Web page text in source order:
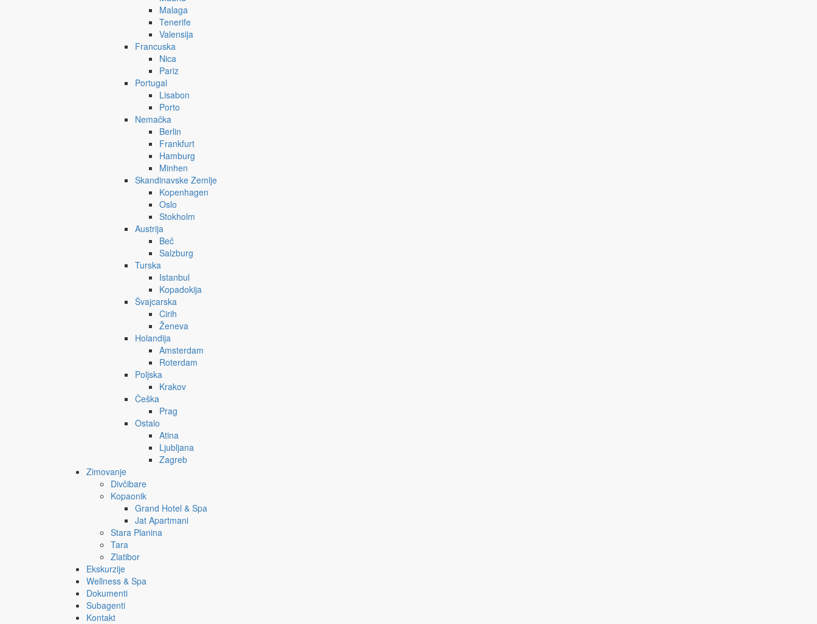
Malaga
Tenerife
Valensija
Francuska
Nica
Pariz
Portugal
Lisabon
Porto
Nemačka
Berlin
Frankfurt
Hamburg
Minhen
Skandinavske Zemlje
Kopenhagen
Oslo
Stokholm
Austrija
Beč
Salzburg
Turska
Istanbul
Kopadokija
Švajcarska
Cirih
Ženeva
Holandija
Amsterdam
Roterdam
Poljska
Krakov
Češka
Prag
Ostalo
Atina
Ljubljana
Zagreb
Zimovanje
Divčibare
Kopaonik
Grand Hotel & Spa
Jat Apartmani
Stara Planina
Tara
Zlatibor
Ekskurzije
Wellness & Spa
Dokumenti
Subagenti
Kontakt